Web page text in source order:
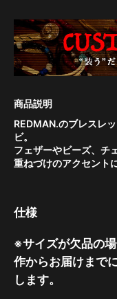
REDMAN.のブレスレ
ビ。
フェザーやビーズ、チ
重ねづけのアクセント
仕様
※サイズが欠品の
作からお届けまで
します。